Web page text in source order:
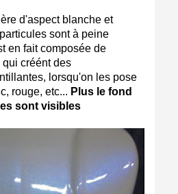
d'aspect blanche et
sont à peine
en fait composée de
créént des
lorsqu'on les pose
rouge, etc... Plus le fond
sont visibles